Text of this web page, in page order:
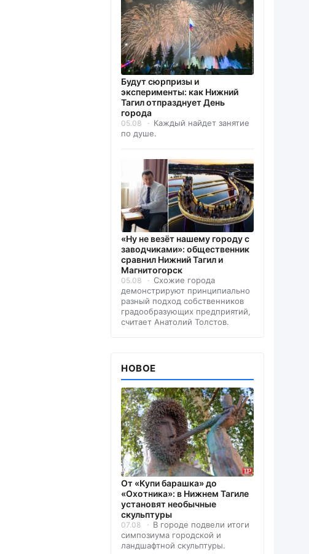
Будут сюрпризы и
эксперименты: как Нижний
Тагил отпразднует День
города
05.08
Каждый найдет занятие
по душе.
«Ну не везёт нашему городу с
заводчиками»: общественник
сравнил Нижний Тагил и
Магнитогорск
05.08
Схожие города
демонстрируют принципиально
разный подход собственников
градообразующих предприятий,
считает Анатолий Толстов.
НОВОЕ
От «Купи барашка» до
«Охотника»: в Нижнем Тагиле
установят необычные
скульптуры
07.08
В городе подвели итоги
симпозиума городской и
ландшафтной скульптуры.